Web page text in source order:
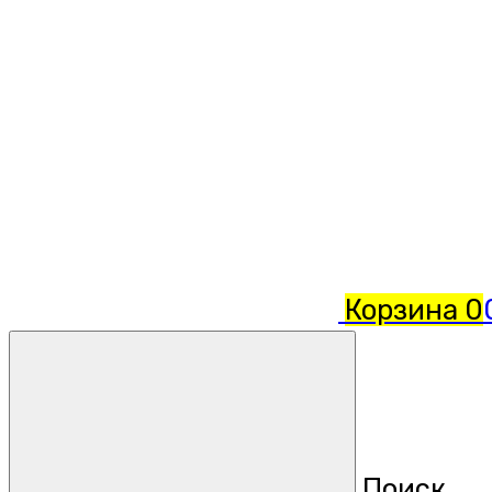
Корзина 0